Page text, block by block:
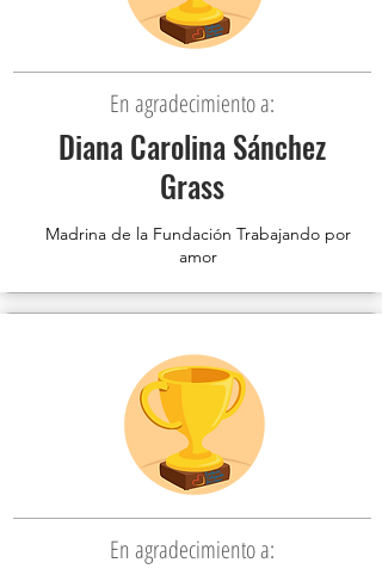
En agradecimiento a:
Diana Carolina Sánchez
Grass
Madrina de la Fundación Trabajando por
amor
En agradecimiento a: